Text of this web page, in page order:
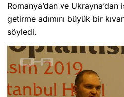
Romanya’dan ve Ukrayna’dan
getirme adımını büyük bir
söyledi.